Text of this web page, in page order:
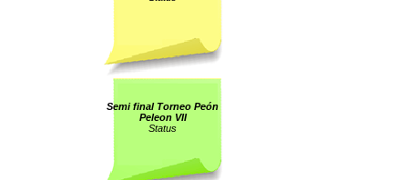
Semi final Torneo Peón
Peleon VII
Status